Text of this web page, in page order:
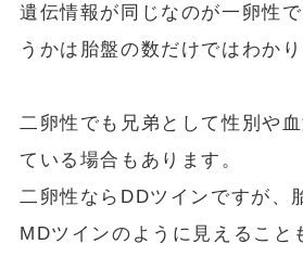
遺伝情報が同じなのが一卵性
うかは胎盤の数だけではわかり
二卵性でも兄弟として性別や
ている場合もあります。
二卵性ならDDツインですが、
MDツインのように見えること